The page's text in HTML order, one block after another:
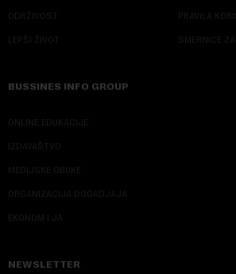
ODRŽIVOST
LEPŠI ŽIVOT
PRAVILA
SMERNICE
BUSSINES INFO GROUP
ONLINE EDUKACIJE
IZDAVAŠTVO
MEDIJSKE OBUKE
ORGANIZACIJA DOGADJAJA
EKONOM I JA
NEWSLETTER